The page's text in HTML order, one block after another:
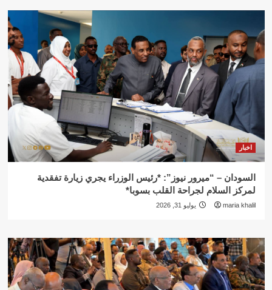
اخبار
السودان – “ميرور نيوز”: *رئيس الوزراء يجري زيارة تفقدية
لمركز السلام لجراحة القلب بسوبا*
maria khalil يوليو 31, 2026